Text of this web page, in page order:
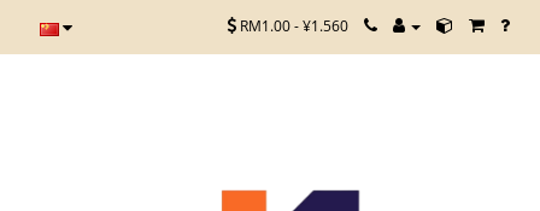
RM1.00 - ¥1.560